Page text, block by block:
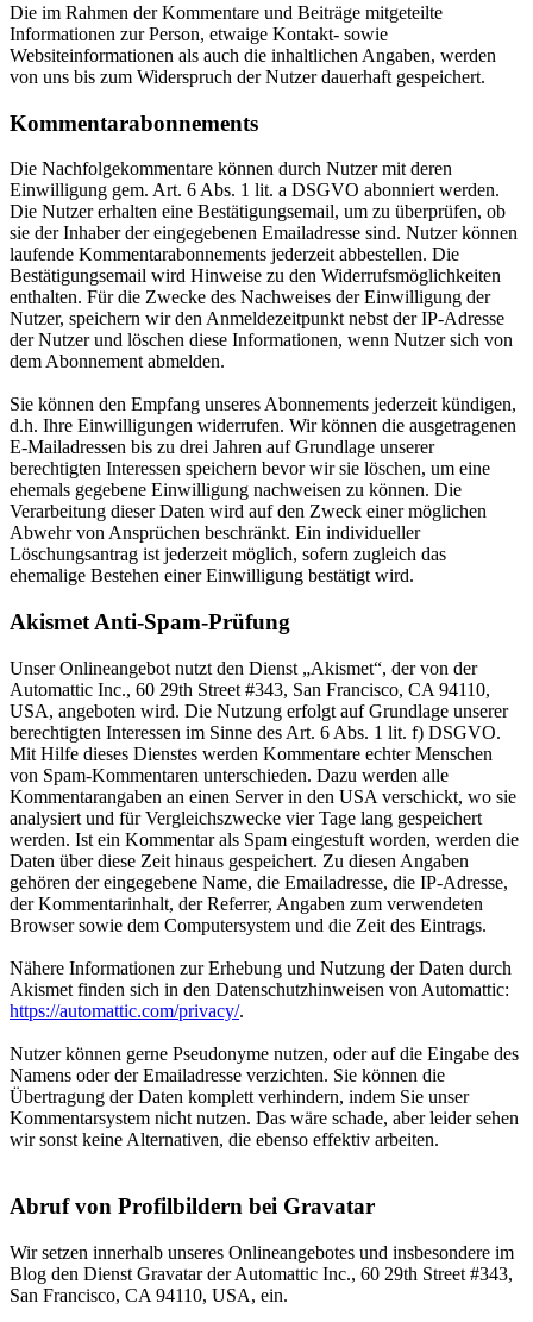
Die im Rahmen der Kommentare und Beiträge mitgeteilte
Informationen zur Person, etwaige Kontakt- sowie
Websiteinformationen als auch die inhaltlichen Angaben, werden
von uns bis zum Widerspruch der Nutzer dauerhaft gespeichert.
Kommentarabonnements
Die Nachfolgekommentare können durch Nutzer mit deren
Einwilligung gem. Art. 6 Abs. 1 lit. a DSGVO abonniert werden.
Die Nutzer erhalten eine Bestätigungsemail, um zu überprüfen, ob
sie der Inhaber der eingegebenen Emailadresse sind. Nutzer können
laufende Kommentarabonnements jederzeit abbestellen. Die
Bestätigungsemail wird Hinweise zu den Widerrufsmöglichkeiten
enthalten. Für die Zwecke des Nachweises der Einwilligung der
Nutzer, speichern wir den Anmeldezeitpunkt nebst der IP-Adresse
der Nutzer und löschen diese Informationen, wenn Nutzer sich von
dem Abonnement abmelden.
Sie können den Empfang unseres Abonnements jederzeit kündigen,
d.h. Ihre Einwilligungen widerrufen. Wir können die ausgetragenen
E-Mailadressen bis zu drei Jahren auf Grundlage unserer
berechtigten Interessen speichern bevor wir sie löschen, um eine
ehemals gegebene Einwilligung nachweisen zu können. Die
Verarbeitung dieser Daten wird auf den Zweck einer möglichen
Abwehr von Ansprüchen beschränkt. Ein individueller
Löschungsantrag ist jederzeit möglich, sofern zugleich das
ehemalige Bestehen einer Einwilligung bestätigt wird.
Akismet Anti-Spam-Prüfung
Unser Onlineangebot nutzt den Dienst „Akismet“, der von der
Automattic Inc., 60 29th Street #343, San Francisco, CA 94110,
USA, angeboten wird. Die Nutzung erfolgt auf Grundlage unserer
berechtigten Interessen im Sinne des Art. 6 Abs. 1 lit. f) DSGVO.
Mit Hilfe dieses Dienstes werden Kommentare echter Menschen
von Spam-Kommentaren unterschieden. Dazu werden alle
Kommentarangaben an einen Server in den USA verschickt, wo sie
analysiert und für Vergleichszwecke vier Tage lang gespeichert
werden. Ist ein Kommentar als Spam eingestuft worden, werden die
Daten über diese Zeit hinaus gespeichert. Zu diesen Angaben
gehören der eingegebene Name, die Emailadresse, die IP-Adresse,
der Kommentarinhalt, der Referrer, Angaben zum verwendeten
Browser sowie dem Computersystem und die Zeit des Eintrags.
Nähere Informationen zur Erhebung und Nutzung der Daten durch
Akismet finden sich in den Datenschutzhinweisen von Automattic:
https://automattic.com/privacy/.
Nutzer können gerne Pseudonyme nutzen, oder auf die Eingabe des
Namens oder der Emailadresse verzichten. Sie können die
Übertragung der Daten komplett verhindern, indem Sie unser
Kommentarsystem nicht nutzen. Das wäre schade, aber leider sehen
wir sonst keine Alternativen, die ebenso effektiv arbeiten.
Abruf von Profilbildern bei Gravatar
Wir setzen innerhalb unseres Onlineangebotes und insbesondere im
Blog den Dienst Gravatar der Automattic Inc., 60 29th Street #343,
San Francisco, CA 94110, USA, ein.